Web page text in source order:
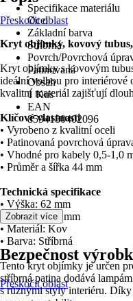
Specifikace materiálu
Ocel
Základní barva
Stříbrná
Povrch/Povrchová
Patinovaná
Obsah
1 Kus
EAN
8594180402096
Přeskočit oblast
Kryt objímky, kovový
Kryt objímky s kovovým
ideální volbou pro interiérové
kvalitní materiál zajišťují
Klíčové vlastnosti
• Vyrobeno z kvalitní oceli
• Patinovaná povrchová
• Vhodné pro kabely 0,5-1,0
• Průměr a šířka 44 mm
Technická specifikace
• Výška: 62 mm
• Hloubka: 44 mm
• Materiál: Kov
• Barva: Stříbrná
Tento kryt objímky je určen
stříbrná patina dodává
s různými styly interiéru.
Zobrazit více
Bezpečnost
Přeskočit oblast